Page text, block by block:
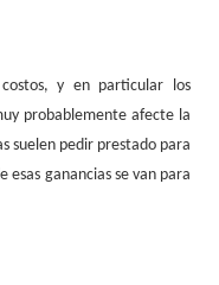
y en particular los
probablemente afecte la
suelen pedir prestado para
ganancias se van para